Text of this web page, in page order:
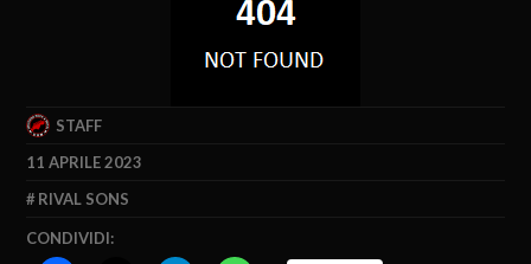
STAFF
11 APRILE 2023
RIVAL SONS
CONDIVIDI: